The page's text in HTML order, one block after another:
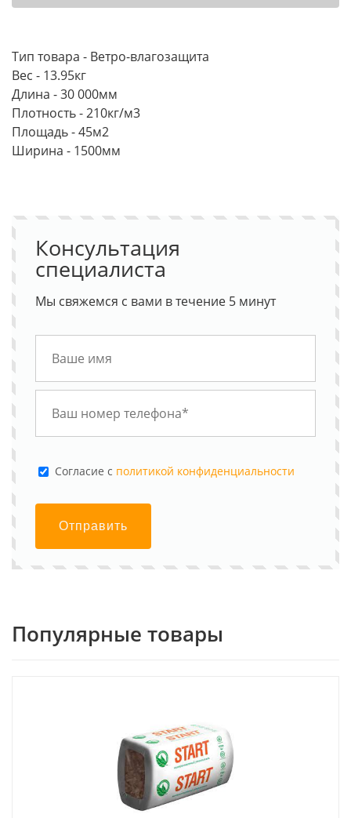
Тип товара - Ветро-влагозащита
Вес - 13.95кг
Длина - 30 000мм
Плотность - 210кг/м3
Площадь - 45м2
Ширина - 1500мм
Консультация
специалиста
Мы свяжемся с вами в течение 5 минут
Cогласие с политикой конфиденциальности
Отправить
Популярные товары